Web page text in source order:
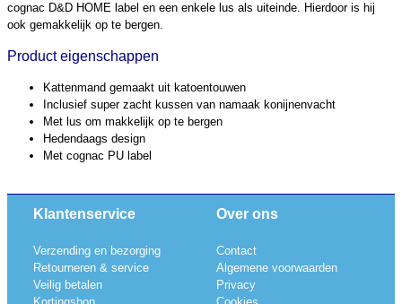
cognac D&D HOME label en een enkele lus als uiteinde. Hierdoor is hij
ook gemakkelijk op te bergen.
Product eigenschappen
Kattenmand gemaakt uit katoentouwen
Inclusief super zacht kussen van namaak konijnenvacht
Met lus om makkelijk op te bergen
Hedendaags design
Met cognac PU label
Klantenservice
Verzending en bezorging
Retourneren & service
Veilig betalen
Over ons
Contact
Algemene voorwaarden
Privacy